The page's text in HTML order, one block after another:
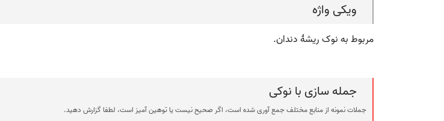
ویکی واژه
مربوط‌ به‌ نوک‌ ریشۀ دندان‌.
جمله سازی با نوکی
جملات نمونه از منابع مختلف جمع آوری شده است، اگر صحیح نیست یا توهین آمیز است، لطفا گزارش دهید.